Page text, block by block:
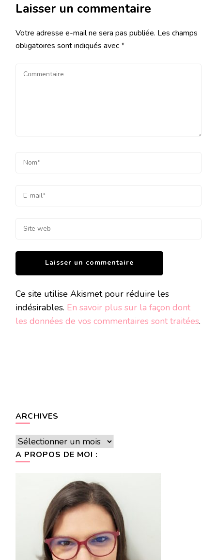
Laisser un commentaire
Votre adresse e-mail ne sera pas publiée. Les champs
obligatoires sont indiqués avec*
Ce site utilise Akismet pour réduire les
indésirables. En savoir plus sur la façon dont
les données de vos commentaires sont traitées.
ARCHIVES
Archives
A PROPOS DE MOI :